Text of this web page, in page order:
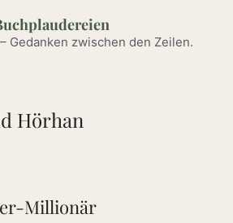
Gedanken zwischen den Zeilen.
Hörhan
Millionär